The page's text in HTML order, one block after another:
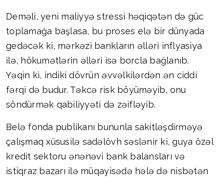
Deməli, yeni maliyyə stressi həqiqətən də güc
toplamağa başlasa, bu proses elə bir dünyada
gedəcək ki, mərkəzi bankların əlləri inflyasiya
ilə, hökumətlərin əlləri isə borcla bağlanıb.
Yəqin ki, indiki dövrün əvvəlkilərdən ən ciddi
fərqi də budur. Təkcə risk böyüməyib, onu
söndürmək qabiliyyəti də zəifləyib.
Belə fonda publikanı bununla sakitləşdirməyə
çalışmaq xüsusilə sadəlövh səslənir ki, guya özəl
kredit sektoru ənənəvi bank balansları və
istiqraz bazarı ilə müqayisədə hələ də nisbətən